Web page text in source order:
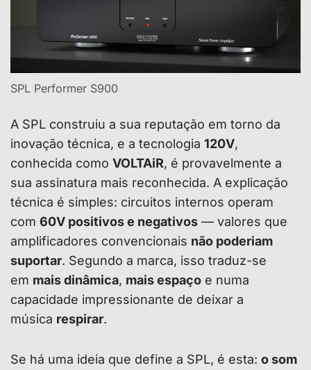
SPL Performer S900
A SPL construiu a sua reputação em torno da
inovação técnica, e a tecnologia 120V,
conhecida como VOLTAiR, é provavelmente a
sua assinatura mais reconhecida. A explicação
técnica é simples: circuitos internos operam
com 60V positivos e negativos — valores que
amplificadores convencionais não poderiam
suportar. Segundo a marca, isso traduz-se
em mais dinâmica, mais espaço e numa
capacidade impressionante de deixar a
música respirar.
Se há uma ideia que define a SPL, é esta: o som